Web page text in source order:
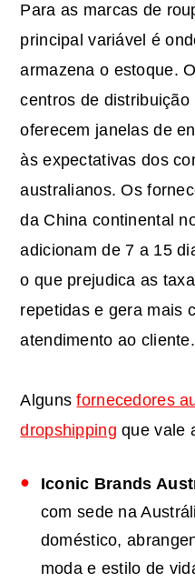
Para as marcas de
principal variável é
armazena o estoque.
centros de distribuição
oferecem janelas de
às expectativas dos
australianos. Os
da China continental
adicionam de 7 a 15
o que prejudica as
repetidas e gera mais
atendimento ao cliente.
Algunsfornecedores
dropshipping que vale
Iconic Brands
com sede na
doméstico,
moda e estilo de